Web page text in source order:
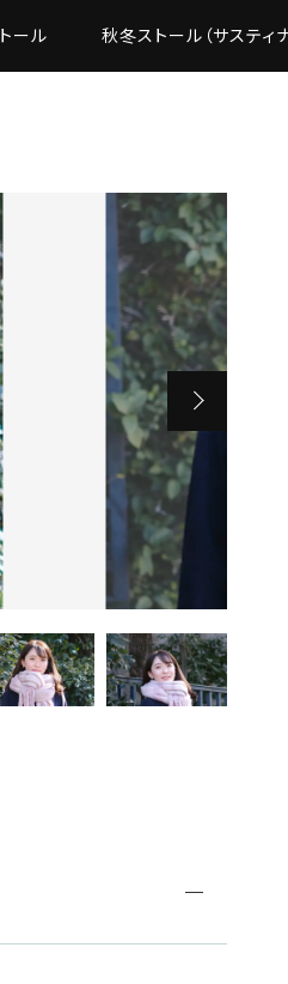
ール 秋冬ストール（サスティ
キーワー
価格帯